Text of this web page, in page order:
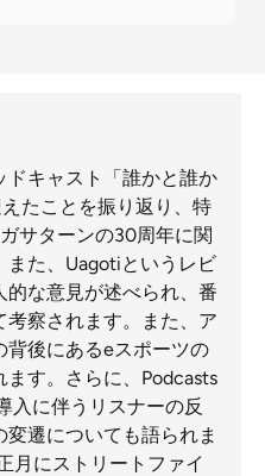
ドキャスト「誰かと誰か
たことを振り返り、特
サターンの30周年に関
また、Uagotiというレビ
的な意見が述べられ、番
察されます。また、ア
背後にあるeスポーツの
す。さらに、Podcasts
入に伴うリスナーの反
遷についても語られま
月にストリートファイ